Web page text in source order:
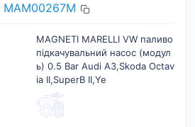
MAM00267M
MAGNETI MARELLI VW паливо
підкачувальний насос (модул
ь) 0.5 Bar Audi A3,Skoda Octav
ia II,SuperB II,Ye